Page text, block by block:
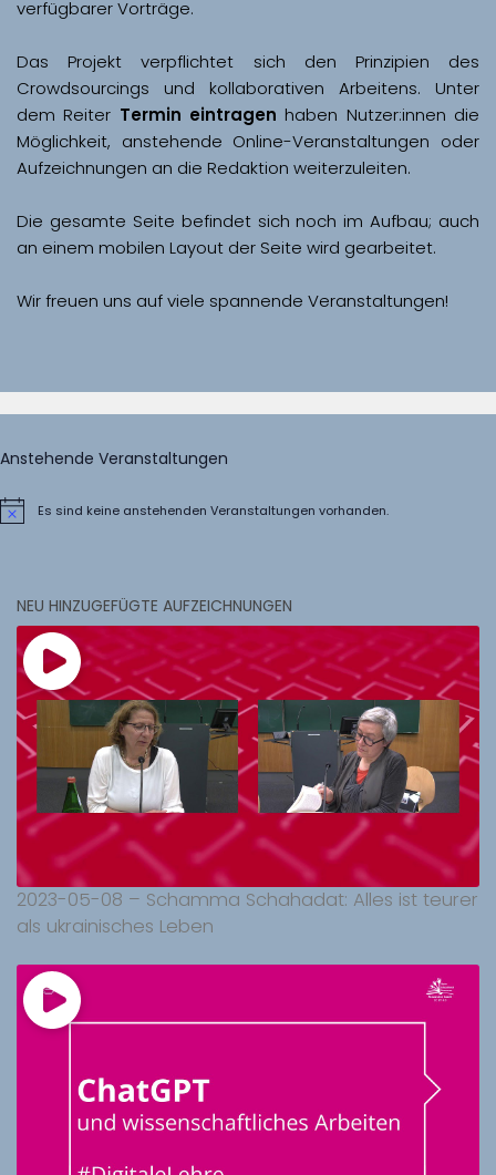
Das Projekt verpflichtet sich den Prinzipien des
Crowdsourcings und kollaborativen Arbeitens. Unter
dem Reiter Termin eintragen haben Nutzer:innen die
Möglichkeit, anstehende Online-Veranstaltungen oder
Aufzeichnungen an die Redaktion weiterzuleiten.
Die gesamte Seite befindet sich noch im Aufbau; auch
Wir freuen uns auf viele spannende Veranstaltungen!
Anstehende Veranstaltungen
HinweisEs sind keine anstehenden Veranstaltungen vorhanden.
NEU HINZUGEFÜGTE AUFZEICHNUNGEN
2023-05-08 – Schamma Schahadat: Alles ist teurer
als ukrainisches Leben